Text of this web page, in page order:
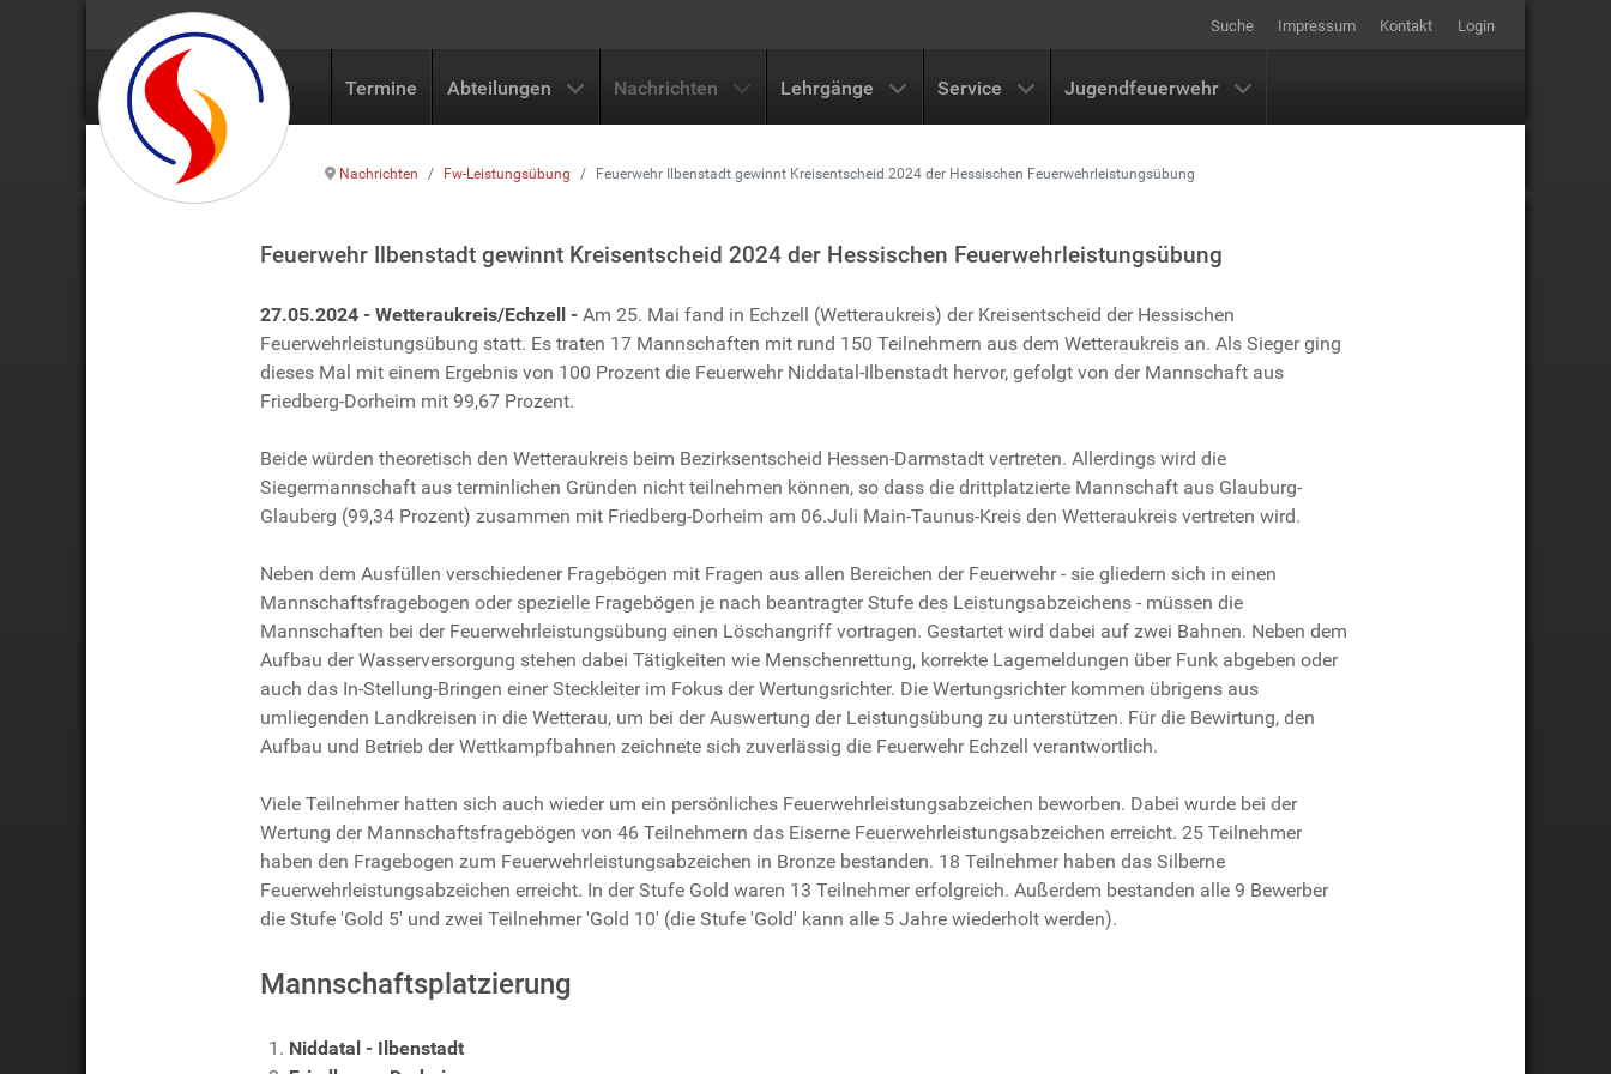
Suche Impressum Kontakt Login
Termine Abteilungen Nachrichten Lehrgänge Service Jugendfeuerwehr
Nachrichten Fw-Leistungsübung Feuerwehr Ilbenstadt gewinnt Kreisentscheid 2024 der Hessischen Feuerwehrleistungsübung
Feuerwehr Ilbenstadt gewinnt Kreisentscheid 2024 der Hessischen Feuerwehrleistungsübung
27.05.2024 - Wetteraukreis/Echzell - Am 25. Mai fand in Echzell (Wetteraukreis) der Kreisentscheid der Hessischen
Feuerwehrleistungsübung statt. Es traten 17 Mannschaften mit rund 150 Teilnehmern aus dem Wetteraukreis an. Als Sieger ging
dieses Mal mit einem Ergebnis von 100 Prozent die Feuerwehr Niddatal-Ilbenstadt hervor, gefolgt von der Mannschaft aus
Friedberg-Dorheim mit 99,67 Prozent.
Beide würden theoretisch den Wetteraukreis beim Bezirksentscheid Hessen-Darmstadt vertreten. Allerdings wird die
Siegermannschaft aus terminlichen Gründen nicht teilnehmen können, so dass die drittplatzierte Mannschaft aus Glauburg-
Glauberg (99,34 Prozent) zusammen mit Friedberg-Dorheim am 06.Juli Main-Taunus-Kreis den Wetteraukreis vertreten wird.
Neben dem Ausfüllen verschiedener Fragebögen mit Fragen aus allen Bereichen der Feuerwehr - sie gliedern sich in einen
Mannschaftsfragebogen oder spezielle Fragebögen je nach beantragter Stufe des Leistungsabzeichens - müssen die
Mannschaften bei der Feuerwehrleistungsübung einen Löschangriff vortragen. Gestartet wird dabei auf zwei Bahnen. Neben dem
Aufbau der Wasserversorgung stehen dabei Tätigkeiten wie Menschenrettung, korrekte Lagemeldungen über Funk abgeben oder
auch das In-Stellung-Bringen einer Steckleiter im Fokus der Wertungsrichter. Die Wertungsrichter kommen übrigens aus
umliegenden Landkreisen in die Wetterau, um bei der Auswertung der Leistungsübung zu unterstützen. Für die Bewirtung, den
Aufbau und Betrieb der Wettkampfbahnen zeichnete sich zuverlässig die Feuerwehr Echzell verantwortlich.
Viele Teilnehmer hatten sich auch wieder um ein persönliches Feuerwehrleistungsabzeichen beworben. Dabei wurde bei der
Wertung der Mannschaftsfragebögen von 46 Teilnehmern das Eiserne Feuerwehrleistungsabzeichen erreicht. 25 Teilnehmer
haben den Fragebogen zum Feuerwehrleistungsabzeichen in Bronze bestanden. 18 Teilnehmer haben das Silberne
Feuerwehrleistungsabzeichen erreicht. In der Stufe Gold waren 13 Teilnehmer erfolgreich. Außerdem bestanden alle 9 Bewerber
die Stufe 'Gold 5' und zwei Teilnehmer 'Gold 10' (die Stufe 'Gold' kann alle 5 Jahre wiederholt werden).
Mannschaftsplatzierung
Niddatal - Ilbenstadt